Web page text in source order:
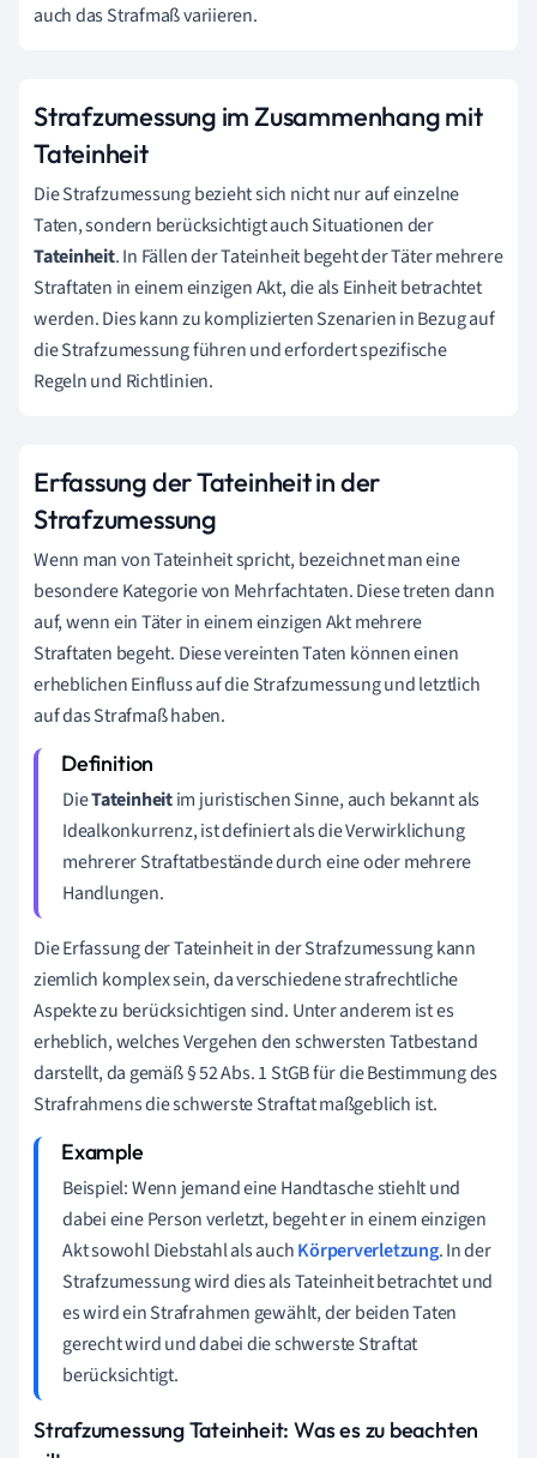
auch das Strafmaß variieren.
Strafzumessung im Zusammenhang mit
Tateinheit
Die Strafzumessung bezieht sich nicht nur auf einzelne
Taten, sondern berücksichtigt auch Situationen der
Tateinheit. In Fällen der Tateinheit begeht der Täter mehrere
Straftaten in einem einzigen Akt, die als Einheit betrachtet
werden. Dies kann zu komplizierten Szenarien in Bezug auf
die Strafzumessung führen und erfordert spezifische
Regeln und Richtlinien.
Erfassung der Tateinheit in der
Strafzumessung
Wenn man von Tateinheit spricht, bezeichnet man eine
besondere Kategorie von Mehrfachtaten. Diese treten dann
auf, wenn ein Täter in einem einzigen Akt mehrere
Straftaten begeht. Diese vereinten Taten können einen
erheblichen Einfluss auf die Strafzumessung und letztlich
auf das Strafmaß haben.
DieTateinheitim juristischen Sinne, auch bekannt als
Idealkonkurrenz, ist definiert als die Verwirklichung
mehrerer Straftatbestände durch eine oder mehrere
Handlungen.
Die Erfassung der Tateinheit in der Strafzumessung kann
ziemlich komplex sein, da verschiedene strafrechtliche
Aspekte zu berücksichtigen sind. Unter anderem ist es
erheblich, welches Vergehen den schwersten Tatbestand
darstellt, da gemäß § 52 Abs. 1 StGB für die Bestimmung des
Strafrahmens die schwerste Straftat maßgeblich ist.
Beispiel: Wenn jemand eine Handtasche stiehlt und
dabei eine Person verletzt, begeht er in einem einzigen
Akt sowohl Diebstahl als auchKörperverletzung. In der
Strafzumessung wird dies als Tateinheit betrachtet und
es wird ein Strafrahmen gewählt, der beiden Taten
gerecht wird und dabei die schwerste Straftat
berücksichtigt.
Strafzumessung Tateinheit: Was es zu beachten